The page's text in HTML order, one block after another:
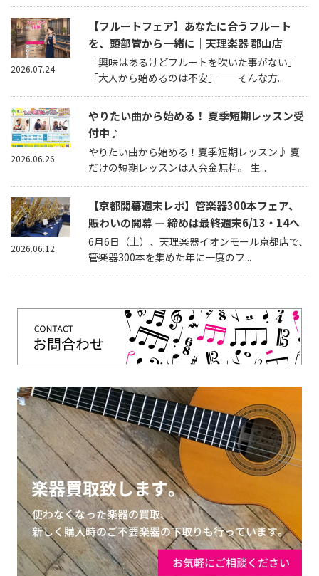
【フルートフェア】あなたに合うフルート
を、頭部管から一緒に｜天理楽器 郡山店
「興味はあるけどフルートを吹いた事がない」
「大人から始めるのは不安」——そんな方...
2026.07.24
やりたい曲から始める！ 夏季短期レッスン受
付中♪
やりたい曲から始める！夏季短期レッスン♪ 夏
だけの短期レッスンは入会金無料。 生...
2026.06.26
【京都開幕週末レポ】管楽器300本フェア、
賑わいの開幕 — 締めは最終週末6/13・14へ
6月6日（土）、天理楽器イオンモール京都店で、
管楽器300本を集めた年に一度のフ...
2026.06.12